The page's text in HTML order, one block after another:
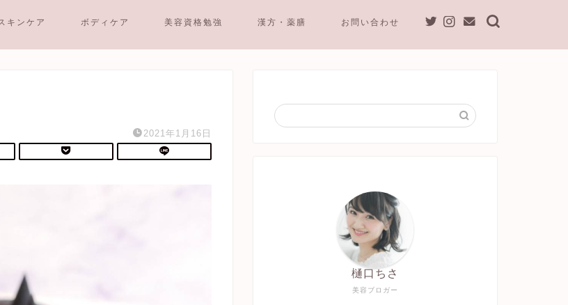
キンケア ボディケア 美容資格勉強 漢方・薬膳 お問い合わせ
2021年1月16日
美容ブロガー
樋口ちさ